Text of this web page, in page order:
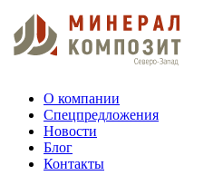
О компании
Спецпредложения
Новости
Блог
Контакты